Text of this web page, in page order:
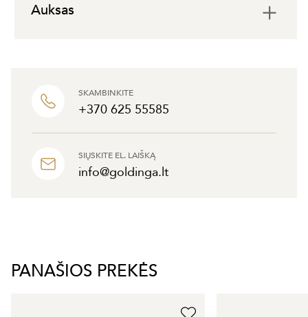
SKAMBINKITE
+370 625 55585
SIŲSKITE EL. LAIŠKĄ
info@goldinga.lt
Auksas
PANAŠIOS PREKĖS